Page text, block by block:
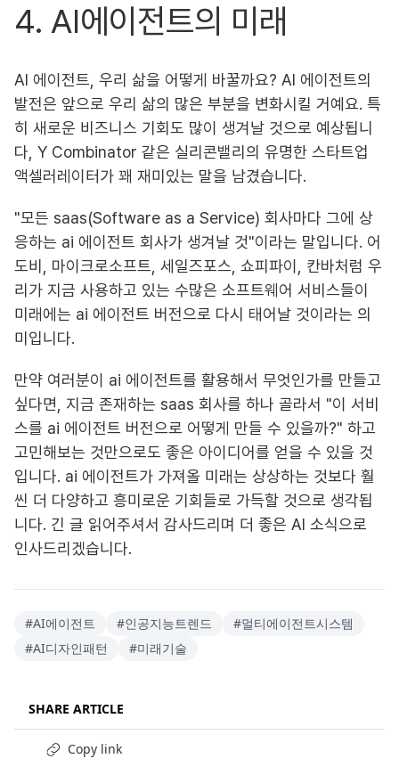
4. AI에이전트의 미래
AI 에이전트, 우리 삶을 어떻게 바꿀까요? AI 에이전트의
발전은 앞으로 우리 삶의 많은 부분을 변화시킬 거예요. 특
히 새로운 비즈니스 기회도 많이 생겨날 것으로 예상됩니
다, Y Combinator 같은 실리콘밸리의 유명한 스타트업
액셀러레이터가 꽤 재미있는 말을 남겼습니다.
"모든 saas(Software as a Service) 회사마다 그에 상
응하는 ai 에이전트 회사가 생겨날 것"이라는 말입니다. 어
도비, 마이크로소프트, 세일즈포스, 쇼피파이, 칸바처럼 우
리가 지금 사용하고 있는 수많은 소프트웨어 서비스들이
미래에는 ai 에이전트 버전으로 다시 태어날 것이라는 의
미입니다.
만약 여러분이 ai 에이전트를 활용해서 무엇인가를 만들고
싶다면, 지금 존재하는 saas 회사를 하나 골라서 "이 서비
스를 ai 에이전트 버전으로 어떻게 만들 수 있을까?" 하고
고민해보는 것만으로도 좋은 아이디어를 얻을 수 있을 것
입니다. ai 에이전트가 가져올 미래는 상상하는 것보다 훨
씬 더 다양하고 흥미로운 기회들로 가득할 것으로 생각됩
니다. 긴 글 읽어주셔서 감사드리며 더 좋은 AI 소식으로
인사드리겠습니다.
#AI에이전트 #인공지능트렌드 #멀티에이전트시스템
#AI디자인패턴 #미래기술
SHARE ARTICLE
Copy link